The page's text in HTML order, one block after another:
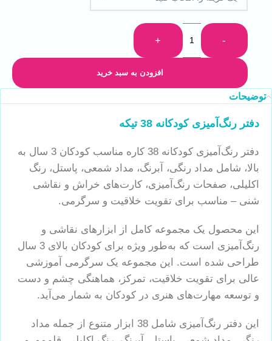
-
+
افزودن به سبد خرید
توضیحات
دفتر رنگ‌آمیزی کودکانه 38 تیکه
دفتر رنگ‌آمیزی کودکانه 38 کاره مناسب کودکان 3 سال به
بالا، شامل مداد رنگی، آبرنگ، مداد شمعی، پاستل، رنگ
اکلیلی، صفحات رنگ‌آمیزی، کارت‌های خراش و نقاشی
شنی – مناسب برای تقویت خلاقیت و سرگرمی.
این محصول یک مجموعه کامل از ابزارهای نقاشی و
رنگ‌آمیزی است که به‌طور ویژه برای کودکان بالای 3 سال
طراحی شده است. این مجموعه یک سرگرمی آموزشی
عالی برای تقویت خلاقیت، تمرکز، هماهنگی چشم و دست
و توسعه مهارت‌های هنری در کودکان به شمار می‌آید.
این دفتر رنگ‌آمیزی شامل 38 ابزار متنوع از جمله مداد